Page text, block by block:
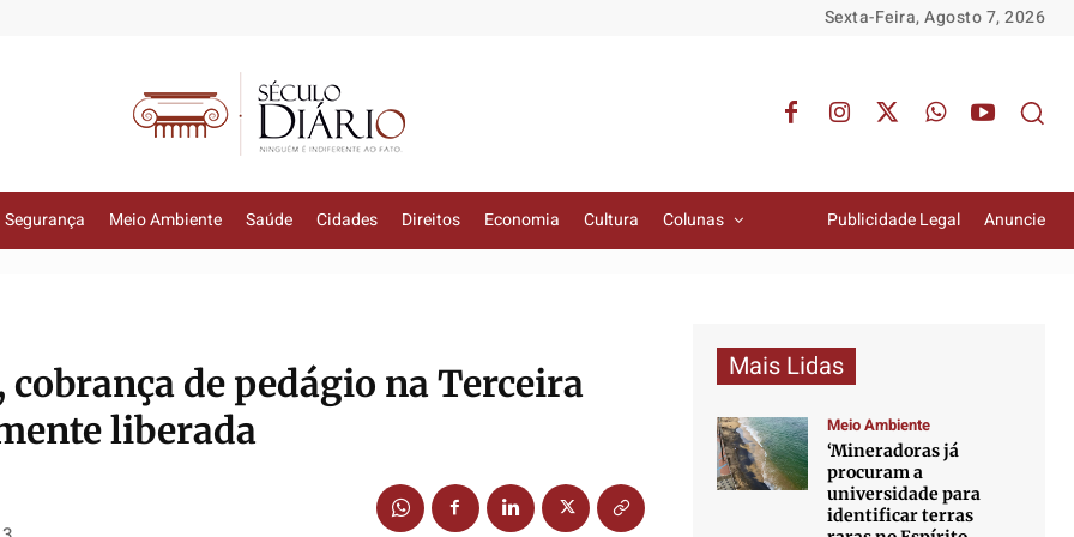
Sexta-Feira, Agosto 7, 2026
Segurança Meio Ambiente Saúde Cidades Direitos Economia Cultura Colunas Publicidade Legal Anuncie
cobrança de pedágio na Terceira
liberada
Mais Lidas
Meio Ambiente
‘Mineradoras já
procuram a
universidade para
identificar terras